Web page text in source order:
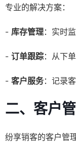
专业的解决方案：
- 库存管理：实时
- 订单跟踪：从下
- 客户服务：记录
二、客户
纷享销客的客户管